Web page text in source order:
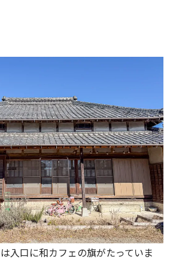
入口に和カフェの旗がたっていま